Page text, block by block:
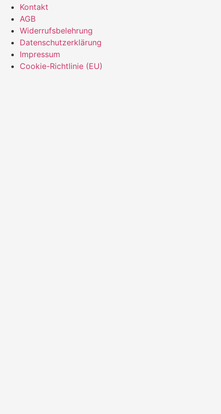
Kontakt
AGB
Widerrufsbelehrung
Datenschutzerklärung
Impressum
Cookie-Richtlinie (EU)